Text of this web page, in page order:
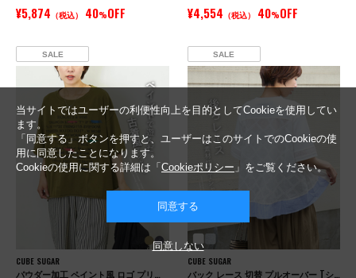
¥5,874 （税込） 40%OFF ¥4,554 （税込） 40%OFF
SALE
CUBE SUGAR
SALE
CUBE SUGAR
バック レース 切替 プルオーバー Tシャツ
当サイトではユーザーの利便性向上を目的としてCookieを使用してい
ます。
「同意する」ボタンを押すと、ユーザーはこのサイトでのCookieの使
用に同意したことになります。
Cookieの使用に関する詳細は「 Cookieポリシー 」をご覧ください。
同意する
同意しない